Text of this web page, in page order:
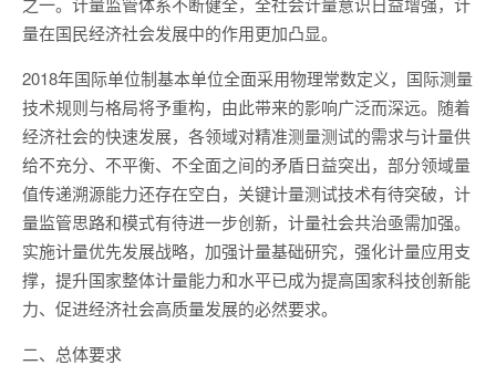
量在国民经济社会发展中的作用更加凸显。
2018年国际单位制基本单位全面采用物理常数定义，国际测量
技术规则与格局将予重构，由此带来的影响广泛而深远。随着
经济社会的快速发展，各领域对精准测量测试的需求与计量供
给不充分、不平衡、不全面之间的矛盾日益突出，部分领域量
值传递溯源能力还存在空白，关键计量测试技术有待突破，计
量监管思路和模式有待进一步创新，计量社会共治亟需加强。
实施计量优先发展战略，加强计量基础研究，强化计量应用支
撑，提升国家整体计量能力和水平已成为提高国家科技创新能
力、促进经济社会高质量发展的必然要求。
二、总体要求